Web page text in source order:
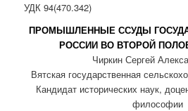
УДК 94(470.342)
ПРОМЫШЛЕННЫЕ ССУДЫ
РОССИИ ВО ВТОРОЙ
Чиркин Сергей
Вятская государственная
Кандидат исторических наук,
философии